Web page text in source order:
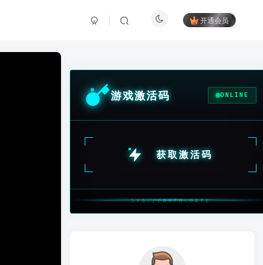
开通会员
游戏激活码 ONLINE
获取激活码
SYS://AUTH.GATE